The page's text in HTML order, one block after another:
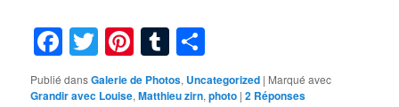
Facebook
Twitter
Pinterest
Tumblr
Publié dansGalerie de Photos, Uncategorized | Marqué avec
Grandir avec Louise,Matthieu zirn,photo |2 Réponses